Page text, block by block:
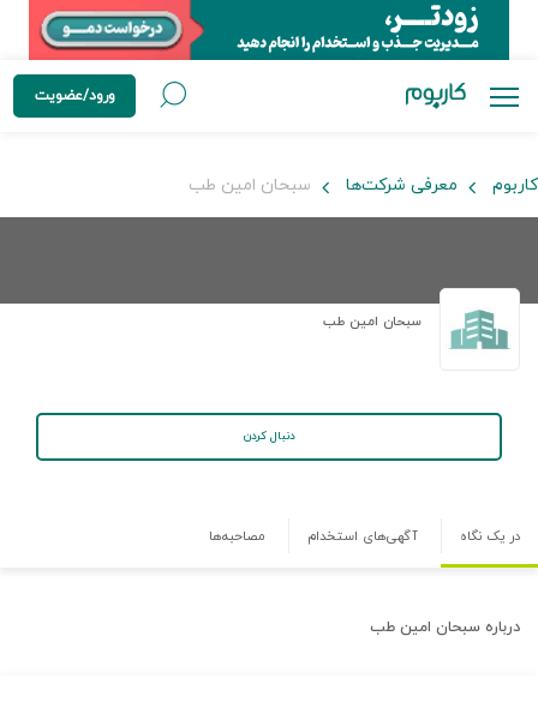
ورود/عضویت
کاربوم معرفی شرکت‌ها سبحان امین طب
سبحان امین طب
دنبال کردن
در یک نگاه آگهی‌های استخدام مصاحبه‌ها
درباره سبحان امین طب